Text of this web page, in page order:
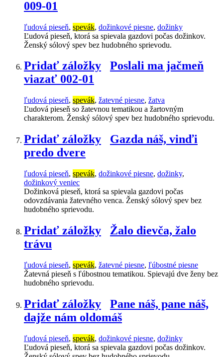
009-01
ľudová pieseň, spevák, dožinkové piesne, dožinky
Ľudová pieseň, ktorá sa spievala gazdovi počas dožinkov.
Ženský sólový spev bez hudobného sprievodu.
Pridať záložky
Poslali ma jačmeň
viazať 002-01
ľudová pieseň, spevák, žatevné piesne, žatva
Ľudová pieseň so žatevnou tematikou a žartovným
charakterom. Ženský sólový spev bez hudobného sprievodu.
Pridať záložky
Gazda náš, vinďi
predo dvere
ľudová pieseň, spevák, dožinkové piesne, dožinky,
dožinkový veniec
Dožinková pieseň, ktorá sa spievala gazdovi počas
odovzdávania žatevného venca. Ženský sólový spev bez
hudobného sprievodu.
Pridať záložky
Žalo dievča, žalo
trávu
ľudová pieseň, spevák, žatevné piesne, ľúbostné piesne
Žatevná pieseň s ľúbostnou tematikou. Spievajú dve ženy bez
hudobného sprievodu.
Pridať záložky
Pane náš, pane náš,
dajže nám oldomáš
ľudová pieseň, spevák, dožinkové piesne, dožinky
Ľudová pieseň, ktorá sa spievala gazdovi počas dožinkov.